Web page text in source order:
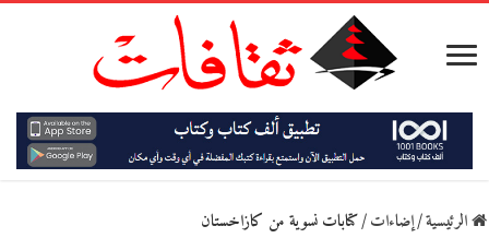
الرئيسية/إضاءات/كتابات نسوية من كازاخستان